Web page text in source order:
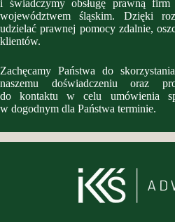
i świadczymy obsługę prawną firm
województwem śląskim. Dzięki
udzielać prawnej pomocy zdalnie,
klientów.
Zachęcamy Państwa do
naszemu doświadczeniu oraz
do kontaktu w celu umówienia
w dogodnym dla Państwa terminie.